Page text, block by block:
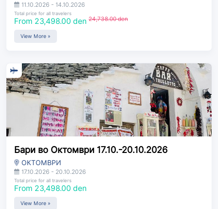
11.10.2026 - 14.10.2026
Total price for all travelers
From 23,498.00 den 24,738.00 den
View More »
Бари во Октомври 17.10.-20.10.2026
ОКТОМВРИ
17.10.2026 - 20.10.2026
Total price for all travelers
From 23,498.00 den
View More »